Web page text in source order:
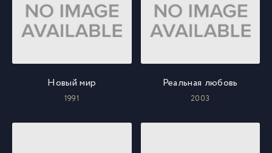
Новый мир
1991
Реальная любовь
2003